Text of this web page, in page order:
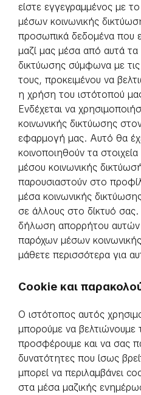
είστε εγγεγραμμένος με
μέσων κοινωνικής
προσωπικά δεδομένα που
μαζί μας μέσα από αυτά τα
δικτύωσης σύμφωνα με
τους, προκειμένου να
η χρήση του ιστότοπού
Ενδέχεται να
κοινωνικής δικτύωσης
εφαρμογή μας. Αυτό θα
κοινοποιηθούν τα
μέσου κοινωνικής
παρουσιαστούν στο
μέσα κοινωνικής
σε άλλους στο δίκτυό σας.
δήλωση απορρήτου
παρόχων μέσων
μάθετε περισσότερα για
Cookie και
Ο ιστότοπος αυτός
μπορούμε να βελτιώνουμε
προσφέρουμε και να σας
δυνατότητες που ίσως
μπορεί να περιλαμβάνει
στα μέσα μαζικής